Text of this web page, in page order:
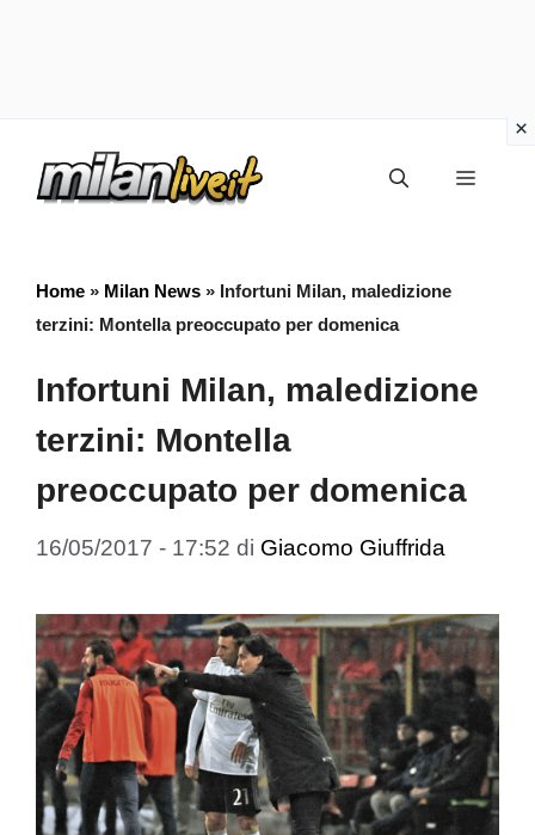
Menu
Home » Milan News » Infortuni Milan, maledizione
terzini: Montella preoccupato per domenica
Infortuni Milan, maledizione
terzini: Montella
preoccupato per domenica
16/05/2017 - 17:52 di Giacomo Giuffrida